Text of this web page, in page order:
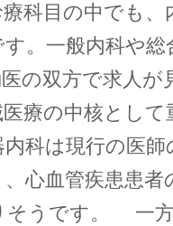
科目の中でも、
。一般内科や総
の双方で求人が
療の中核として
科は現行の医師
心血管疾患患者
そうです。 一